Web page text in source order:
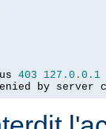
403 127.0 . 0.1
by server